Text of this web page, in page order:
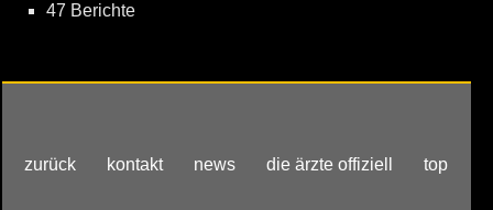
47 Berichte
zurück kontakt news die ärzte offiziell top